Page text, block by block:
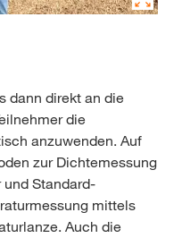
dann direkt an die
die
anzuwenden. Auf
zur Dichtemessung
Standard-
mittels
Auch die